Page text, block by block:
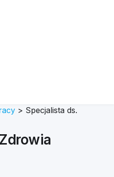
> Specjalista ds.